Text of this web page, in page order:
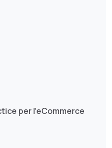
per l’eCommerce